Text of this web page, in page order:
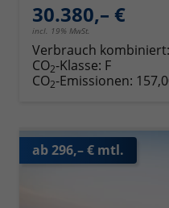
30.380,– €
incl. 19% MwSt.
Verbrauch kombiniert:
CO2-Klasse: F
CO2-Emissionen:
ab 296,– € mtl.